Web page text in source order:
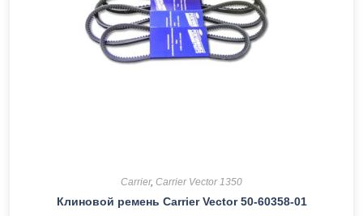
Carrier, Carrier Vector 1350
Клиновой ремень Сarrier Vector 50-60358-01